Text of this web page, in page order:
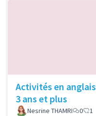
Activités en
3 ans et plus
Nesrine THAMRI 0 1